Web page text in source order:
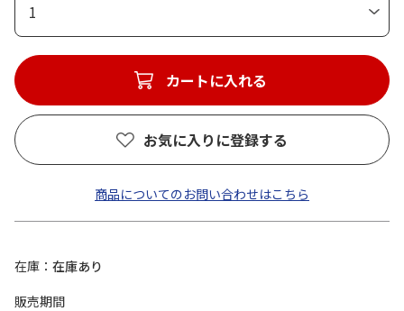
1
カートに入れる
お気に入りに登録する
商品についてのお問い合わせはこちら
在庫
在庫あり
販売期間